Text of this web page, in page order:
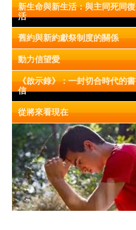
新生命與新生活：與主同死同復
活
舊約與新約獻祭制度的關係
動力信望愛
《啟示錄》：一封切合時代的書
信
從將來看現在